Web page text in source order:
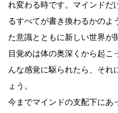
れ変わる時です。マインドだ
るすべてが書き換わるかのよ
た意識とともに新しい世界が
目覚めは体の奥深くから起こ
んな感覚に駆られたら、それ
ょう。
今までマインドの支配下にあ